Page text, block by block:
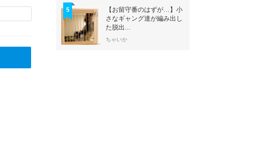
5
【お留守番のはずが…】小
さなギャング達が編み出し
た脱出...
ちゃいか